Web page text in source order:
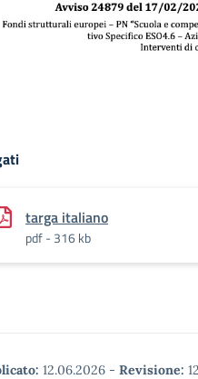
targa italiano
pdf - 316 kb
12.06.2026 - Revisione: